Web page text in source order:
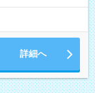
詳細へ